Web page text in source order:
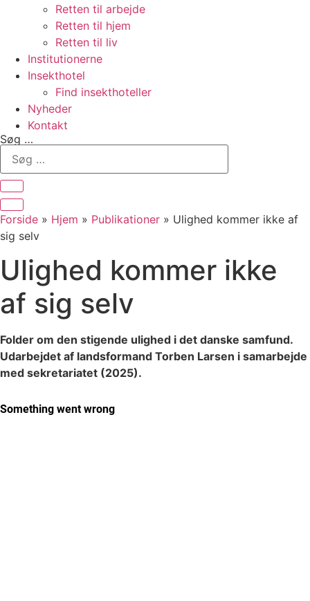
Retten til arbejde
Retten til hjem
Retten til liv
Institutionerne
Insekthotel
Find insekthoteller
Nyheder
Kontakt
Søg …
Forside » Hjem » Publikationer » Ulighed kommer ikke af
sig selv
Ulighed kommer ikke
af sig selv
Folder om den stigende ulighed i det danske samfund.
Udarbejdet af landsformand Torben Larsen i samarbejde
med sekretariatet (2025).